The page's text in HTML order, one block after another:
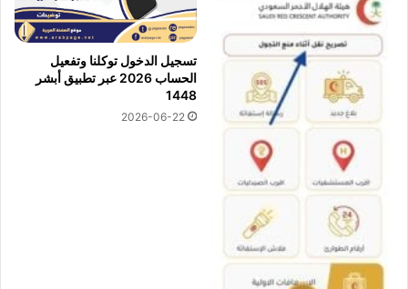
تسجيل الدخول توكلنا وتفعيل
الحساب 2026 عبر تطبيق أبشر
1448
2026-06-22